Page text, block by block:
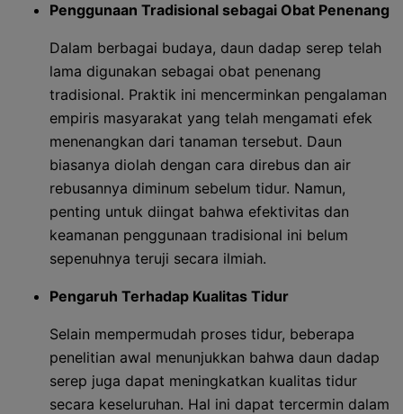
Penggunaan Tradisional sebagai Obat Penenang
Dalam berbagai budaya, daun dadap serep telah
lama digunakan sebagai obat penenang
tradisional. Praktik ini mencerminkan pengalaman
empiris masyarakat yang telah mengamati efek
menenangkan dari tanaman tersebut. Daun
biasanya diolah dengan cara direbus dan air
rebusannya diminum sebelum tidur. Namun,
penting untuk diingat bahwa efektivitas dan
keamanan penggunaan tradisional ini belum
sepenuhnya teruji secara ilmiah.
Pengaruh Terhadap Kualitas Tidur
Selain mempermudah proses tidur, beberapa
penelitian awal menunjukkan bahwa daun dadap
serep juga dapat meningkatkan kualitas tidur
secara keseluruhan. Hal ini dapat tercermin dalam